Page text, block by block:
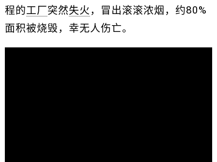
程的工厂突然失火 ，冒出滚滚浓烟，约80%
面积被烧毁，幸无人伤亡。